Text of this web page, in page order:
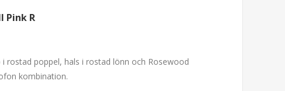
Pink R
rostad poppel, hals i rostad lönn och Rosewood
kombination.